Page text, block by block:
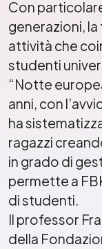
Con
generazioni,
attività che
studenti
“Notte
anni, con
ha
ragazzi
in grado di
permette a
di studenti.
Il professor
della